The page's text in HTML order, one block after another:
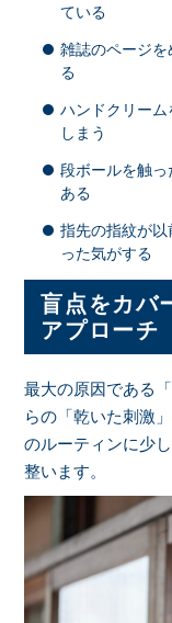
ている
雑誌のページ
る
ハンドクリー
しまう
段ボールを触
ある
指先の指紋が
った気がする
盲点をカバ
アプローチ
最大の原因である
らの「乾いた刺激
のルーティンに少
整います。